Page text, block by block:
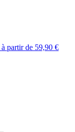
à partir de 59,90 €